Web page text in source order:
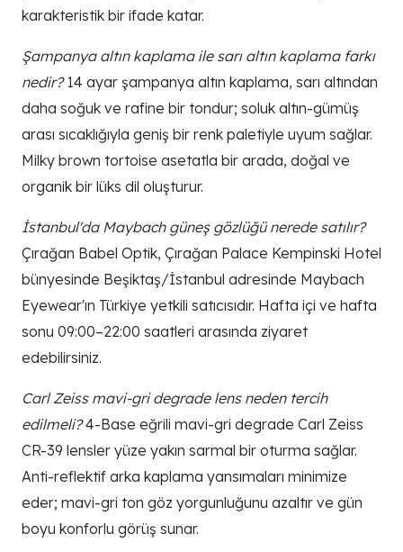
karakteristik bir ifade katar.
Şampanya altın kaplama ile sarı altın kaplama farkı
nedir?14 ayar şampanya altın kaplama, sarı altından
daha soğuk ve rafine bir tondur; soluk altın-gümüş
arası sıcaklığıyla geniş bir renk paletiyle uyum sağlar.
Milky brown tortoise asetatla bir arada, doğal ve
organik bir lüks dil oluşturur.
İstanbul'da Maybach güneş gözlüğü nerede satılır?
Çırağan Babel Optik, Çırağan Palace Kempinski Hotel
bünyesinde Beşiktaş/İstanbul adresinde Maybach
Eyewear'ın Türkiye yetkili satıcısıdır. Hafta içi ve hafta
sonu 09:00–22:00 saatleri arasında ziyaret
edebilirsiniz.
Carl Zeiss mavi-gri degrade lens neden tercih
edilmeli?4-Base eğrili mavi-gri degrade Carl Zeiss
CR-39 lensler yüze yakın sarmal bir oturma sağlar.
Anti-reflektif arka kaplama yansımaları minimize
eder; mavi-gri ton göz yorgunluğunu azaltır ve gün
boyu konforlu görüş sunar.